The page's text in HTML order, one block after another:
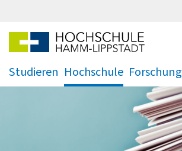
Studieren
.
Hochschule
.
Forschung
.